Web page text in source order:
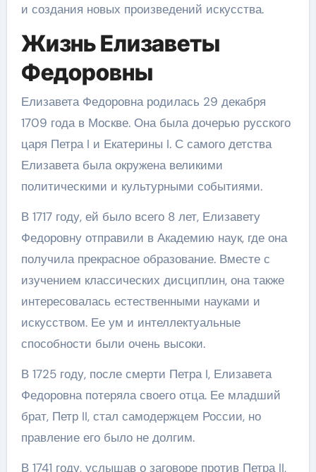
и создания новых произведений искусства.
Жизнь Елизаветы
Федоровны
Елизавета Федоровна родилась 29 декабря
1709 года в Москве. Она была дочерью русского
царя Петра I и Екатерины I. С самого детства
Елизавета была окружена великими
политическими и культурными событиями.
В 1717 году, ей было всего 8 лет, Елизавету
Федоровну отправили в Академию наук, где она
получила прекрасное образование. Вместе с
изучением классических дисциплин, она также
интересовалась естественными науками и
искусством. Ее ум и интеллектуальные
способности были очень высоки.
В 1725 году, после смерти Петра I, Елизавета
Федоровна потеряла своего отца. Ее младший
брат, Петр II, стал самодержцем России, но
правление его было не долгим.
В 1741 году, услышав о заговоре против Петра II,